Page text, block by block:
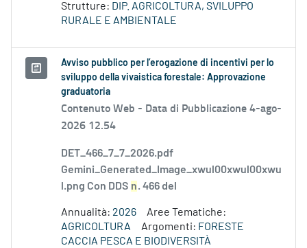
Strutture: DIP. AGRICOLTURA, SVILUPPO
RURALE E AMBIENTALE
Avviso pubblico per l’erogazione di incentivi per lo
sviluppo della vivaistica forestale: Approvazione
graduatoria
Contenuto Web - Data di Pubblicazione 4-ago-
2026 12.54
DET_466_7_7_2026.pdf
Gemini_Generated_Image_xwul00xwul00xwu
l.png Con DDS n. 466 del
Annualità: 2026
Aree Tematiche:
AGRICOLTURA
Argomenti: FORESTE
CACCIA PESCA E BIODIVERSITÀ